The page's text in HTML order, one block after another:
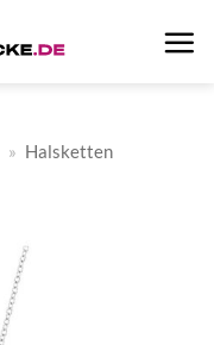
» Halsketten